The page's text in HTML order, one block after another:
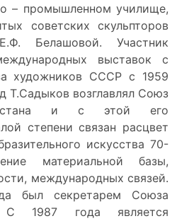
– промышленном училище,
советских скульпторов
Белашовой. Участник
выставок с
художников СССР с 1959
Т.Садыков возглавлял Союз
и с этой его
степени связан расцвет
искусства 70-
материальной базы,
международных связей.
был секретарем Союза
1987 года является